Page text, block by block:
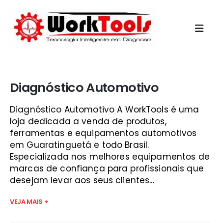
Diagnóstico Automotivo
Diagnóstico Automotivo A WorkTools é uma
loja dedicada a venda de produtos,
ferramentas e equipamentos automotivos
em Guaratinguetá e todo Brasil.
Especializada nos melhores equipamentos de
marcas de confiança para profissionais que
desejam levar aos seus clientes...
VEJA MAIS +